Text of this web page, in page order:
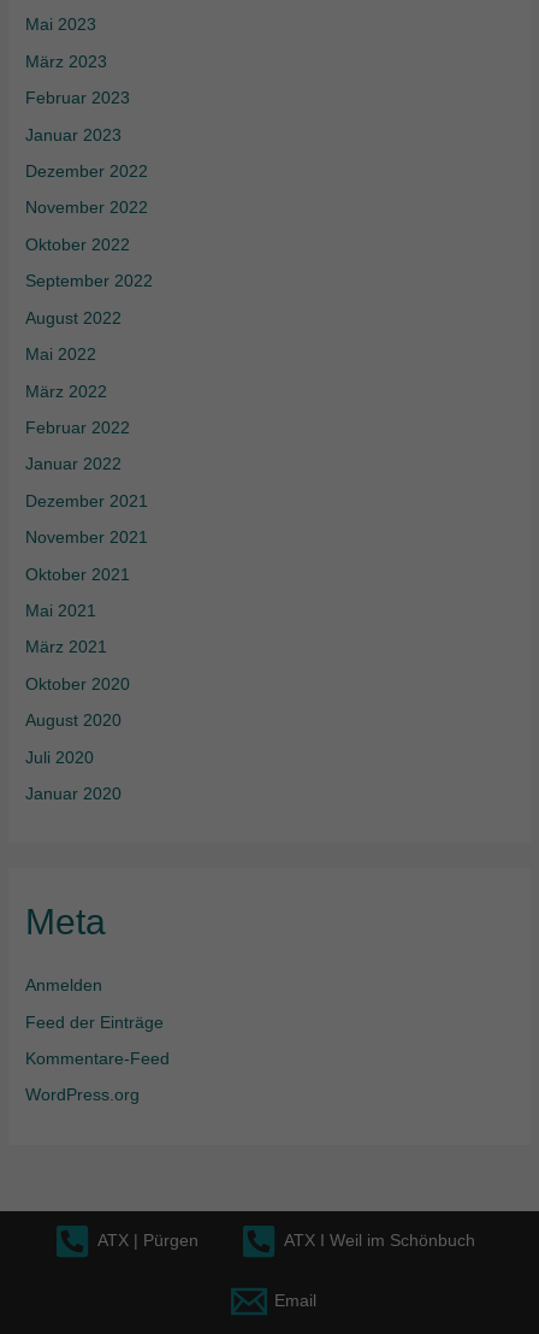
Mai 2023
März 2023
Februar 2023
Januar 2023
Dezember 2022
November 2022
Oktober 2022
September 2022
August 2022
Mai 2022
März 2022
Februar 2022
Januar 2022
Dezember 2021
November 2021
Oktober 2021
Mai 2021
März 2021
Oktober 2020
August 2020
Juli 2020
Januar 2020
Meta
Anmelden
Feed der Einträge
Kommentare-Feed
WordPress.org
ATX | Pürgen ATX I Weil im Schönbuch
Email